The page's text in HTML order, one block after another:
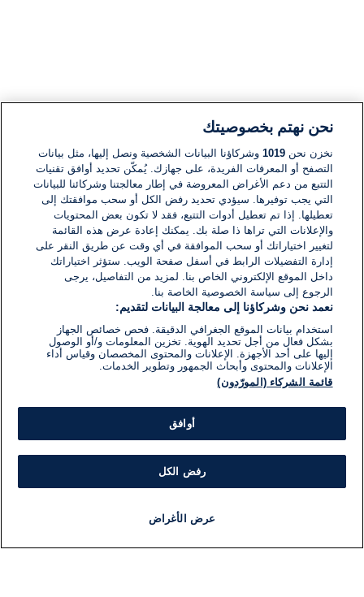
نحن نهتم بخصوصيتك
نخزن نحن1019 وشركاؤنا البيانات الشخصية ونصل إليها، مثل بيانات
التصفح أو المعرفات الفريدة، على جهازك. يُمكّن تحديد أوافق تقنيات
التتبع من دعم الأغراض المعروضة في إطار معالجتنا وشركائنا للبيانات
التي يجب توفيرها. سيؤدي تحديد رفض الكل أو سحب موافقتك إلى
تعطيلها. إذا تم تعطيل أدوات التتبع، فقد لا تكون بعض المحتويات
والإعلانات التي تراها ذا صلة بك. يمكنك إعادة عرض هذه القائمة
لتغيير اختياراتك أو سحب الموافقة في أي وقت عن طريق النقر على
إدارة التفضيلات الرابط في أسفل صفحة الويب. ستؤثر اختياراتك
داخل الموقع الإلكتروني الخاص بنا. لمزيد من التفاصيل، يرجى
الرجوع إلى سياسة الخصوصية الخاصة بنا.
نعمد نحن وشركاؤنا إلى معالجة البيانات لتقديم:
استخدام بيانات الموقع الجغرافي الدقيقة. فحص خصائص الجهاز
بشكل فعال من أجل تحديد الهوية. تخزين المعلومات و/أو الوصول
إليها على أحد الأجهزة. الإعلانات والمحتوى المخصصان وقياس أداء
الإعلانات والمحتوى وأبحاث الجمهور وتطوير الخدمات.
قائمة الشركاء (المورّدون)
أوافق
رفض الكل
عرض الأغراض